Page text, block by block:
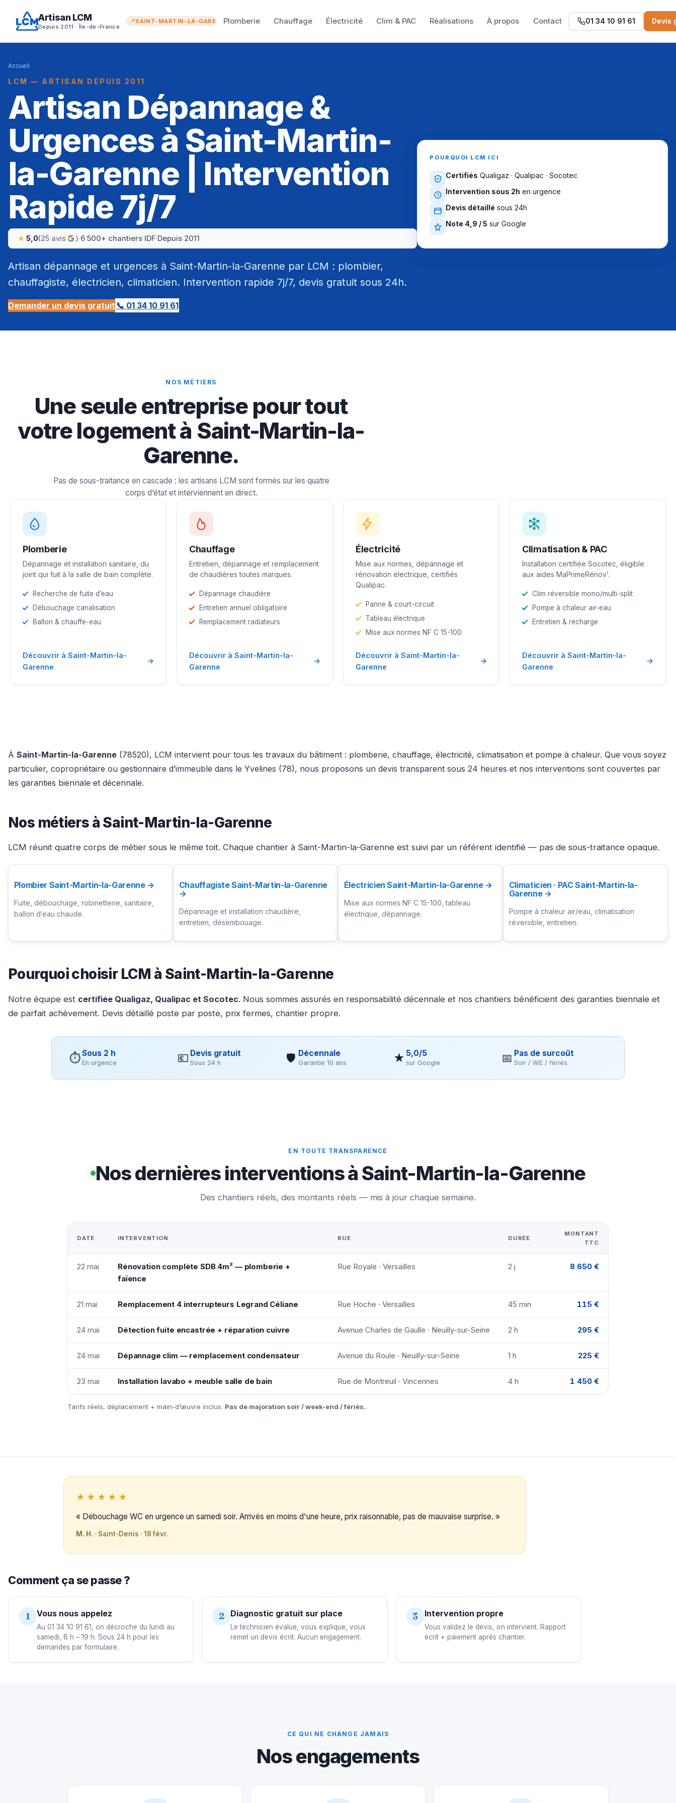
Artisan LCM
Depuis 2011 · Île-de-France
SAINT-MARTIN-LA-GARENNEPlomberie Chauffage Électricité Clim & PAC Réalisations À propos Contact 01 34 10 91 61 Devis
Accueil
LCM — ARTISAN DEPUIS 2011
Artisan Dépannage &
Urgences à Saint-Martin-
la-Garenne | Intervention
Rapide 7j/7
5,0(25 avis )·6 500+ chantiers IDF·Depuis 2011
Artisan dépannage et urgences à Saint-Martin-la-Garenne par LCM : plombier,
chauffagiste, électricien, climaticien. Intervention rapide 7j/7, devis gratuit sous 24h.
Demander un devis gratuit 📞 01 34 10 91 61
POURQUOI LCM ICI
Certifiés Qualigaz · Qualipac · Socotec
Intervention sous 2h en urgence
Devis détaillé sous 24h
Note 4,9 / 5 sur Google
NOS MÉTIERS
Une seule entreprise pour tout
votre logement à Saint-Martin-la-
Garenne.
Pas de sous-traitance en cascade : les artisans LCM sont formés sur les quatre
corps d’état et interviennent en direct.
Plomberie
Dépannage et installation sanitaire, du
joint qui fuit à la salle de bain complète.
Recherche de fuite d’eau
Débouchage canalisation
Ballon & chauffe-eau
Découvrir à Saint-Martin-la-
Garenne
→
Chauffage
Entretien, dépannage et remplacement
de chaudières toutes marques.
Dépannage chaudière
Entretien annuel obligatoire
Remplacement radiateurs
Découvrir à Saint-Martin-la-
Garenne
→
Électricité
Mise aux normes, dépannage et
rénovation électrique, certifiés
Qualipac.
Panne & court-circuit
Tableau électrique
Mise aux normes NF C 15-100
Découvrir à Saint-Martin-la-
Garenne
→
Climatisation & PAC
Installation certifiée Socotec, éligible
aux aides MaPrimeRénov’.
Clim réversible mono/multi-split
Pompe à chaleur air-eau
Entretien & recharge
Découvrir à Saint-Martin-la-
Garenne
→
À Saint-Martin-la-Garenne (78520), LCM intervient pour tous les travaux du bâtiment : plomberie, chauffage, électricité, climatisation et pompe à chaleur. Que vous soyez
particulier, copropriétaire ou gestionnaire d’immeuble dans le Yvelines (78), nous proposons un devis transparent sous 24 heures et nos interventions sont couvertes par
les garanties biennale et décennale.
Nos métiers à Saint-Martin-la-Garenne
LCM réunit quatre corps de métier sous le même toit. Chaque chantier à Saint-Martin-la-Garenne est suivi par un référent identifié — pas de sous-traitance opaque.
Plombier Saint-Martin-la-Garenne →
Fuite, débouchage, robinetterie, sanitaire,
ballon d’eau chaude.
Chauffagiste Saint-Martin-la-Garenne
→
Dépannage et installation chaudière,
entretien, désembouage.
Électricien Saint-Martin-la-Garenne →
Mise aux normes NF C 15-100, tableau
électrique, dépannage.
Climaticien · PAC Saint-Martin-la-
Garenne →
Pompe à chaleur air/eau, climatisation
réversible, entretien.
Pourquoi choisir LCM à Saint-Martin-la-Garenne
Notre équipe est certifiée Qualigaz, Qualipac et Socotec. Nous sommes assurés en responsabilité décennale et nos chantiers bénéficient des garanties biennale et
de parfait achèvement. Devis détaillé poste par poste, prix fermes, chantier propre.
⏱Sous 2 h
En urgence 💶 Devis gratuit
Sous 24 h 🛡 Décennale
Garantie 10 ans ★ 5,0/5
sur Google 📅 Pas de surcoût
Soir / WE / fériés
EN TOUTE TRANSPARENCE
Nos dernières interventions à Saint-Martin-la-Garenne
Des chantiers réels, des montants réels — mis à jour chaque semaine.
DATE INTERVENTION RUE DURÉE
MONTANT
TTC
22 mai
Rénovation complète SDB 4m² — plomberie +
faïence
Rue Royale · Versailles 2 j 8 650 €
21 mai Remplacement 4 interrupteurs Legrand Céliane Rue Hoche · Versailles 45 min 115 €
24 mai Détection fuite encastrée + réparation cuivre Avenue Charles de Gaulle · Neuilly-sur-Seine 2 h 295 €
24 mai Dépannage clim — remplacement condensateur Avenue du Roule · Neuilly-sur-Seine 1 h 225 €
23 mai Installation lavabo + meuble salle de bain Rue de Montreuil · Vincennes 4 h 1 450 €
Tarifs réels, déplacement + main-d’œuvre inclus. Pas de majoration soir / week-end / fériés.
★★★★★
« Débouchage WC en urgence un samedi soir. Arrivés en moins d'une heure, prix raisonnable, pas de mauvaise surprise. »
M. H. · Saint-Denis · 18 févr.
Comment ça se passe ?
1 Vous nous appelez
Au 01 34 10 91 61, on décroche du lundi au
samedi, 8 h – 19 h. Sous 24 h pour les
demandes par formulaire.
2 Diagnostic gratuit sur place
Le technicien évalue, vous explique, vous
remet un devis écrit. Aucun engagement.
3 Intervention propre
Vous validez le devis, on intervient. Rapport
écrit + paiement après chantier.
CE QUI NE CHANGE JAMAIS
Nos engagements